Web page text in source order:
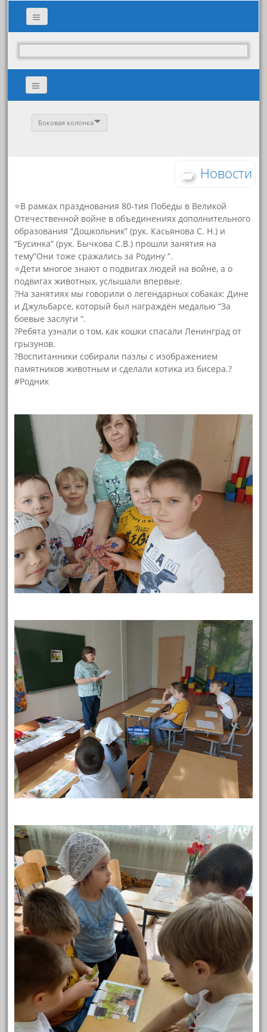
Боковая колонка
Новости
⭐В рамках празднования 80-тия Победы в Великой
Отечественной войне в объединениях дополнительного
образования “Дошкольник” (рук. Касьянова С. Н.) и
“Бусинка” (рук. Бычкова С.В.) прошли занятия на
тему”Они тоже сражались за Родину “.
⭐Дети многое знают о подвигах людей на войне, а о
подвигах животных, услышали впервые.
?На занятиях мы говорили о легендарных собаках: Дине
и Джульбарсе, который был награждён медалью “За
боевые заслуги “.
?Ребята узнали о том, как кошки спасали Ленинград от
грызунов.
?Воспитанники собирали пазлы с изображением
памятников животным и сделали котика из бисера.?
#Родник